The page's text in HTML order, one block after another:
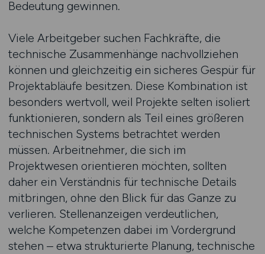
Bedeutung gewinnen.
Viele Arbeitgeber suchen Fachkräfte, die
technische Zusammenhänge nachvollziehen
können und gleichzeitig ein sicheres Gespür für
Projektabläufe besitzen. Diese Kombination ist
besonders wertvoll, weil Projekte selten isoliert
funktionieren, sondern als Teil eines größeren
technischen Systems betrachtet werden
müssen. Arbeitnehmer, die sich im
Projektwesen orientieren möchten, sollten
daher ein Verständnis für technische Details
mitbringen, ohne den Blick für das Ganze zu
verlieren. Stellenanzeigen verdeutlichen,
welche Kompetenzen dabei im Vordergrund
stehen – etwa strukturierte Planung, technische